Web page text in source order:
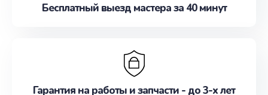
Бесплатный выезд мастера за 40 минут
Гарантия на работы и запчасти - до 3-х лет